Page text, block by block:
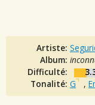
Artiste:
Album:
Difficulté:
Tonalité: G ,